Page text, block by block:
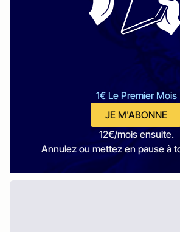
1€ Le Premier Mois
JE M'ABONNE
12€/mois ensuite.
Annulez ou mettez en pause à